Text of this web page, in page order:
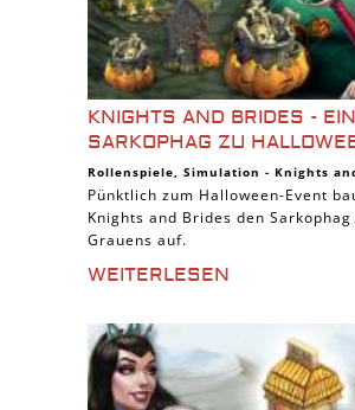
KNIGHTS AND BRIDES - EIN
SARKOPHAG ZU
Rollenspiele, Simulation - Knights
Pünktlich zum Halloween-Event
Knights and Brides den Sarkophag
Grauens auf.
WEITERLESEN